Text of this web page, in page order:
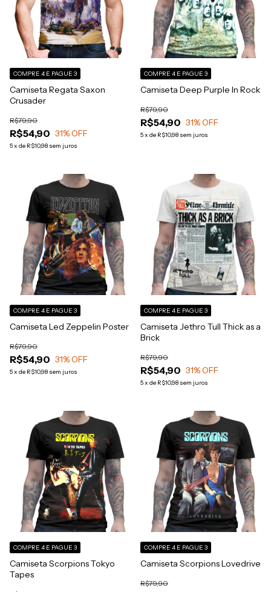
Camiseta Regata Saxon
Crusader
R$54,90
R$79,90
31% OFF
5x de R$10,98 sem juros
COMPRE 4 E PAGUE 3
Camiseta Deep Purple In Rock
R$54,90
R$79,90
31% OFF
5x de R$10,98 sem juros
COMPRE 4 E PAGUE 3
Camiseta Led Zeppelin Poster
R$54,90
R$79,90
31% OFF
5x de R$10,98 sem juros
COMPRE 4 E PAGUE 3
Camiseta Jethro Tull Thick as a
Brick
R$54,90
R$79,90
31% OFF
5x de R$10,98 sem juros
COMPRE 4 E PAGUE 3
Camiseta Scorpions Tokyo
Tapes
COMPRE 4 E PAGUE 3
Camiseta Scorpions Lovedrive
R$79,90
COMPRE 4 E PAGUE 3